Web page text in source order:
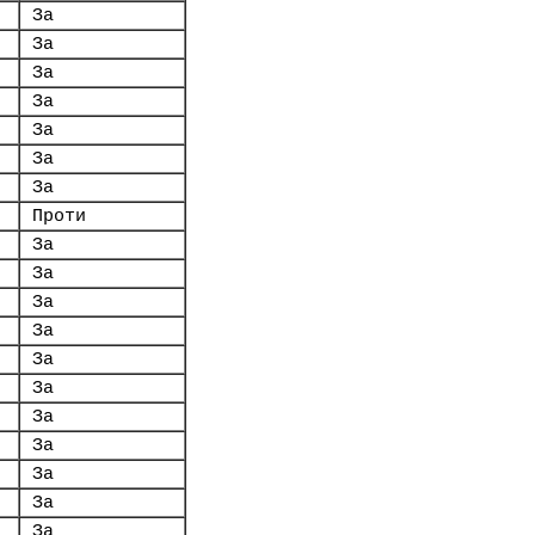
За
За
За
За
За
За
За
Проти
За
За
За
За
За
За
За
За
За
За